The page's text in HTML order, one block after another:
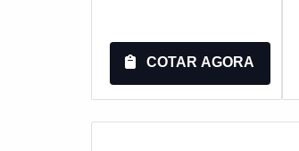
COTAR AGORA